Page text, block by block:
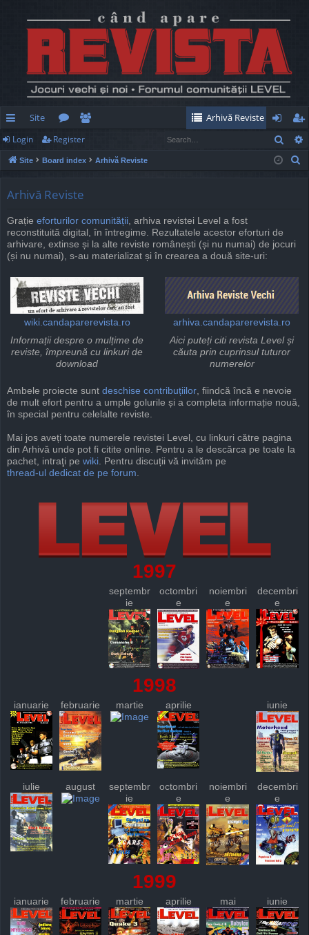
ui
ck
Site
or
u
e
m
Arhivă Reviste
og
in
eg
ist
Login Register
Site Board index Arhivă Reviste
Arhivă Reviste
Grație eforturilor comunității, arhiva revistei Level a fost
reconstituită digital, în întregime. Rezultatele acestor eforturi de
arhivare, extinse și la alte reviste românești (și nu numai) de jocuri
(și nu numai), s-au materializat și în crearea a două site-uri:
wiki.candaparerevista.ro
arhiva.candaparerevista.ro
Informații despre o mulțime de
reviste, împreună cu linkuri de
download
Aici puteți citi revista Level și
căuta prin cuprinsul tuturor
numerelor
Ambele proiecte sunt deschise contribuțiilor, fiindcă încă e nevoie
de mult efort pentru a umple golurile și a completa informație nouă,
în special pentru celelalte reviste.
Mai jos aveți toate numerele revistei Level, cu linkuri către pagina
din Arhivă unde pot fi citite online. Pentru a le descărca pe toate la
pachet, intraţi pe wiki. Pentru discuții vă invităm pe
thread-ul dedicat de pe forum.
1997
septembr
ie
octombri
e
noiembri
e
decembri
e
1998
ianuarie februarie martie aprilie iunie
iulie august
septembr
ie
octombri
e
noiembri
e
decembri
e
1999
ianuarie februarie martie aprilie mai iunie